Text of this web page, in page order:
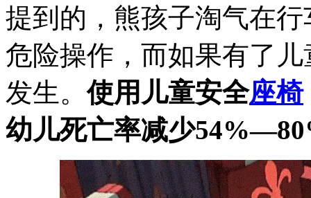
提到的，熊孩子淘气在
危险操作，而如果有了儿
发生。使用儿童安全座椅
幼儿死亡率减少